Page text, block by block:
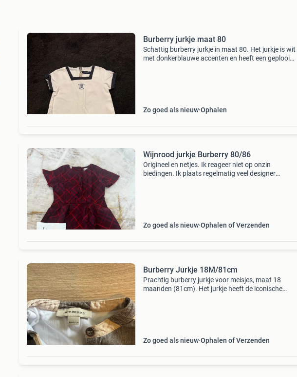
Burberry jurkje maat 80
Schattig burberry jurkje in maat 80. Het jurkje is wit
met donkerblauwe accenten en heeft een geplooide
Zo goed als nieuw Ophalen
Wijnrood jurkje Burberry 80/86
Origineel en netjes. Ik reageer niet op onzin
biedingen. Ik plaats regelmatig veel designer
Zo goed als nieuw Ophalen of Verzenden
Burberry Jurkje 18M/81cm
Prachtig burberry jurkje voor meisjes, maat 18
maanden (81cm). Het jurkje heeft de iconische
Zo goed als nieuw Ophalen of Verzenden